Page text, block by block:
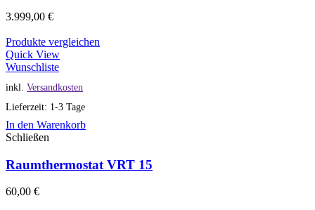
3.999,00 €
Produkte vergleichen
Quick View
Wunschliste
inkl. Versandkosten
Lieferzeit: 1-3 Tage
In den Warenkorb
Schließen
Raumthermostat VRT 15
60,00 €